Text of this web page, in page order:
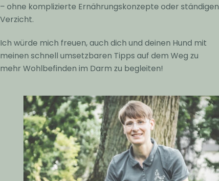
– ohne komplizierte Ernährungskonzepte oder ständigen
Verzicht.
Ich würde mich freuen, auch dich und deinen Hund mit
meinen schnell umsetzbaren Tipps auf dem Weg zu
mehr Wohlbefinden im Darm zu begleiten!